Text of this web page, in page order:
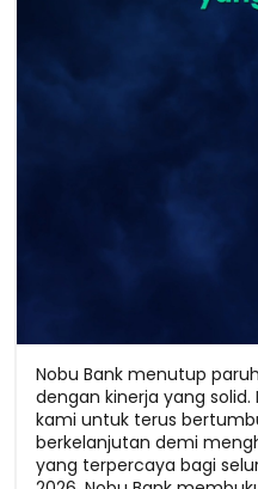
Nobu Bank menutup
dengan kinerja yang
kami untuk terus
berkelanjutan demi
yang terpercaya bagi